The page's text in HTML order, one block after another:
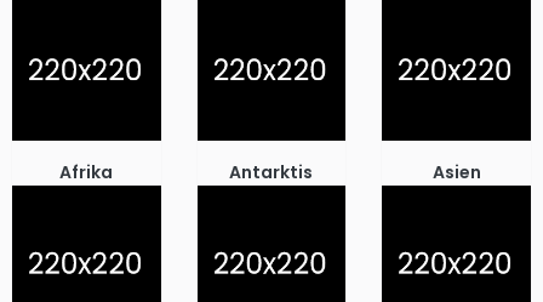
Afrika Antarktis Asien